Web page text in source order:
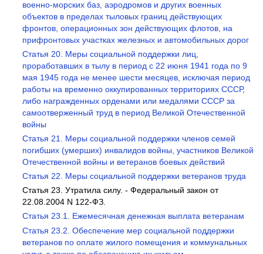
военно-морских баз, аэродромов и других военных
объектов в пределах тыловых границ действующих
фронтов, операционных зон действующих флотов, на
прифронтовых участках железных и автомобильных дорог
Статья 20. Меры социальной поддержки лиц,
проработавших в тылу в период с 22 июня 1941 года по 9
мая 1945 года не менее шести месяцев, исключая период
работы на временно оккупированных территориях СССР,
либо награжденных орденами или медалями СССР за
самоотверженный труд в период Великой Отечественной
войны
Статья 21. Меры социальной поддержки членов семей
погибших (умерших) инвалидов войны, участников Великой
Отечественной войны и ветеранов боевых действий
Статья 22. Меры социальной поддержки ветеранов труда
Статья 23. Утратила силу. - Федеральный закон от
22.08.2004 N 122-ФЗ.
Статья 23.1. Ежемесячная денежная выплата ветеранам
Статья 23.2. Обеспечение мер социальной поддержки
ветеранов по оплате жилого помещения и коммунальных